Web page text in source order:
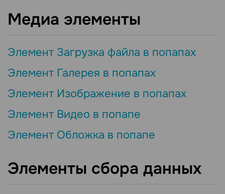
Медиа элементы
Элемент Загрузка файла в попапах
Элемент Галерея в попапах
Элемент Изображение в попапах
Элемент Видео в попапе
Элемент Обложка в попапе
Элементы сбора данных